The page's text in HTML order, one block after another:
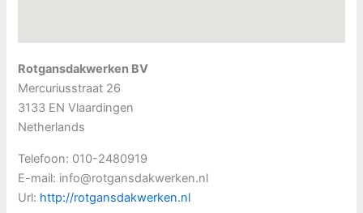
Rotgansdakwerken BV
Mercuriusstraat 26
3133 ENVlaardingen
Netherlands
Telefoon: 010-2480919
E-mail: info@rotgansdakwerken.nl
Url: http://rotgansdakwerken.nl